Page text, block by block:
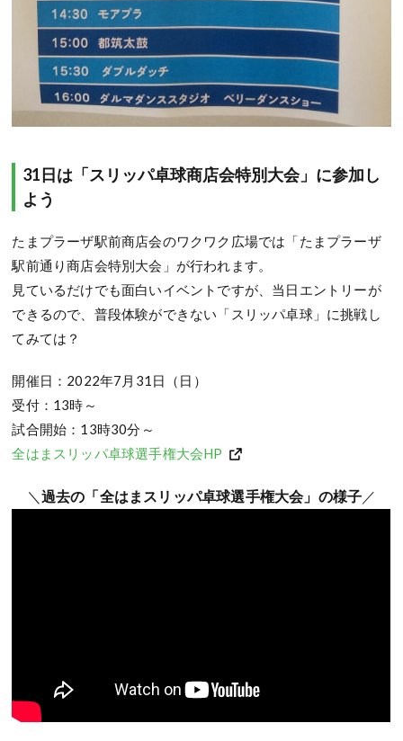
31日は「スリッパ卓球商店会特別大会」に参加し
よう
たまプラーザ駅前商店会のワクワク広場では「たまプラーザ
駅前通り商店会特別大会」が行われます。
見ているだけでも面白いイベントですが、当日エントリーが
できるので、普段体験ができない「スリッパ卓球」に挑戦し
てみては？
開催日：2022年7月31日（日）
受付：13時～
試合開始：13時30分～
全はまスリッパ卓球選手権大会HP
＼ 過去の「全はまスリッパ卓球選手権大会」の様子 ／